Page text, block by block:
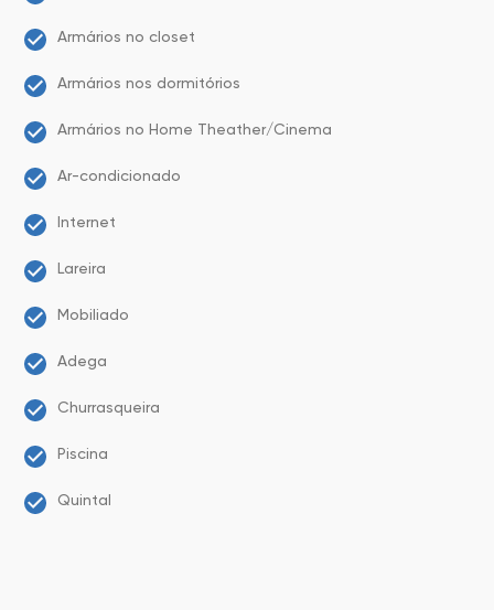
Armários no closet
Armários nos dormitórios
Armários no Home Theather/Cinema
Ar-condicionado
Internet
Lareira
Mobiliado
Adega
Churrasqueira
Piscina
Quintal